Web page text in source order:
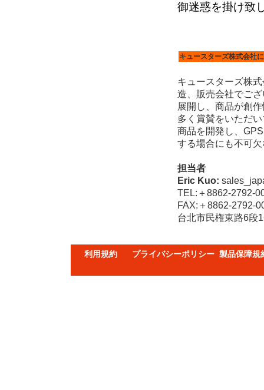
御迷惑を掛け致
キュースターズ株式会社
キュースターズ株
造、販売会社でご
展開し、商品が創
多く賞賛をいただ
商品を開発し、
する場合にも不可
担当者
Eric Kuo:
TEL:＋8862-2792-
FAX:＋8862-2792-
台北市民権東路6段
利用規約 プライバシーポリシー 製品保障規